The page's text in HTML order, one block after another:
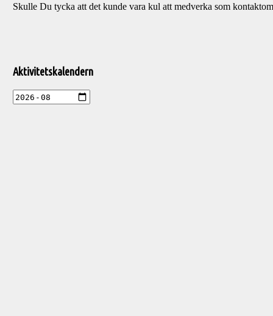
Skulle Du tycka att det kunde vara kul att medverka som
till
aktiviteter
Aktivitetskalendern